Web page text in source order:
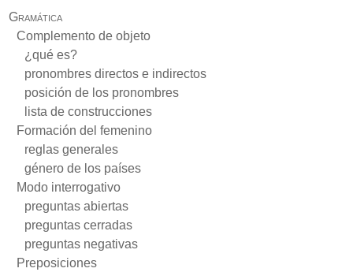
Gramática
Complemento de objeto
¿qué es?
pronombres directos e indirectos
posición de los pronombres
lista de construcciones
Formación del femenino
reglas generales
género de los países
Modo interrogativo
preguntas abiertas
preguntas cerradas
preguntas negativas
Preposiciones